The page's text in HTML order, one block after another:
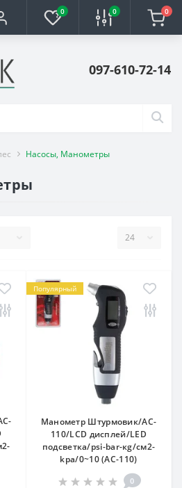
0 0 0
097-610-72-14
Насосы, Манометры
Популярный
Манометр Штурмовик/AC-
110/LCD дисплей/LED
подсветка/psi-bar-кg/см2-
kpa/0~10 (AC-110)
0